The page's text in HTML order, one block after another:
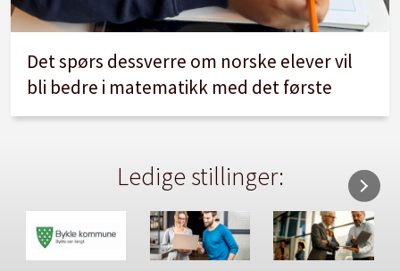
Det spørs dessverre om norske elever vil
bli bedre i matematikk med det første
Ledige stillinger: